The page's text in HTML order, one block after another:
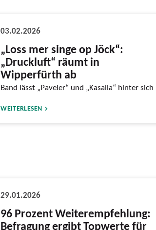
03.02.2026
„Loss mer singe op Jöck“:
„Druckluft“ räumt in
Wipperfürth ab
Band lässt „Paveier“ und „Kasalla“ hinter sich
WEITERLESEN
29.01.2026
96 Prozent Weiterempfehlung:
Befragung ergibt Topwerte für